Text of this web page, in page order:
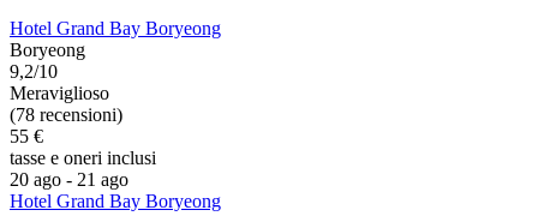
Hotel Grand Bay Boryeong
Boryeong
9,2/10
Meraviglioso
(78 recensioni)
55 €
tasse e oneri inclusi
20 ago - 21 ago
Hotel Grand Bay Boryeong